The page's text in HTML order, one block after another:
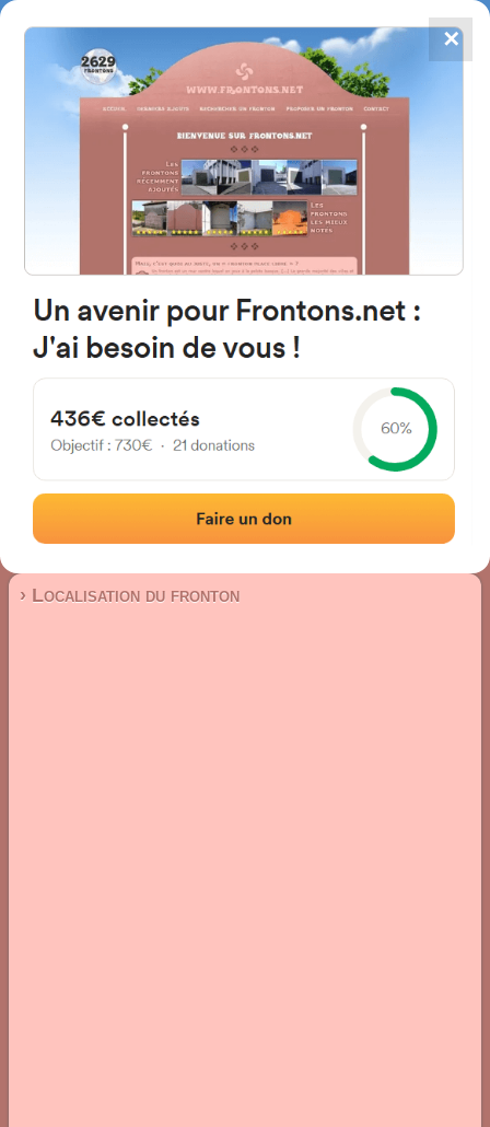
FRONTONS.NET
RECHERCHER UN FRONTON
PROPOSER UN FRONTON
4867
frontons
20530 Leintz-Gatzaga,
San Miguel Plaza 1A
Fronton mur à gauche
Localisation|Photos|Commentaires et avis
› Localisation du fronton
✕